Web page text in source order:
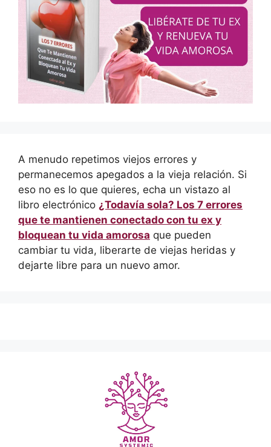
A menudo repetimos viejos errores y
permanecemos apegados a la vieja relación. Si
eso no es lo que quieres, echa un vistazo al
libro electrónico ¿Todavía sola? Los 7 errores
que te mantienen conectado con tu ex y
bloquean tu vida amorosa que pueden
cambiar tu vida, liberarte de viejas heridas y
dejarte libre para un nuevo amor.